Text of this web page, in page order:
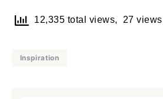
12,335 total views, 27
Inspiration